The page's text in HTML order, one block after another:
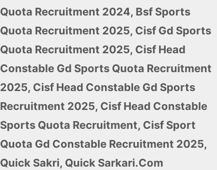
Quota Recruitment 2024, Bsf Sports
Quota Recruitment 2025, Cisf Gd Sports
Quota Recruitment 2025, Cisf Head
Constable Gd Sports Quota Recruitment
2025, Cisf Head Constable Gd Sports
Recruitment 2025, Cisf Head Constable
Sports Quota Recruitment, Cisf Sport
Quota Gd Constable Recruitment 2025,
Quick Sakri, Quick Sarkari.com